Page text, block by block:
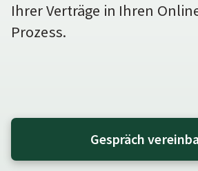
Ihrer Verträge in Ihren
Prozess.
Gespräch